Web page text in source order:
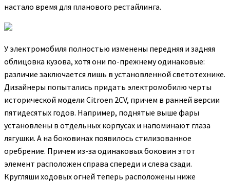
настало время для планового рестайлинга.
У электромобиля полностью изменены передняя и задняя
облицовка кузова, хотя они по-прежнему одинаковые:
различие заключается лишь в установленной светотехнике.
Дизайнеры попытались придать электромобилю черты
исторической модели Citroen 2CV, причем в ранней версии
пятидесятых годов. Например, поднятые выше фары
установлены в отдельных корпусах и напоминают глаза
лягушки. А на боковинах появилось стилизованное
оребрение. Причем из-за одинаковых боковин этот
элемент расположен справа спереди и слева сзади.
Кругляши ходовых огней теперь расположены ниже